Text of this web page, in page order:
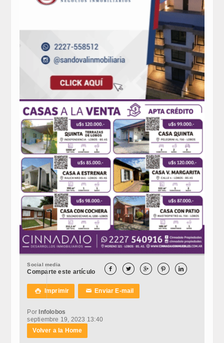
Social media
Comparte este artículo     
 Imprimir ✉Enviar E-mail
PorInfolobos
septiembre 19, 2023 13:40
Volver a la Home